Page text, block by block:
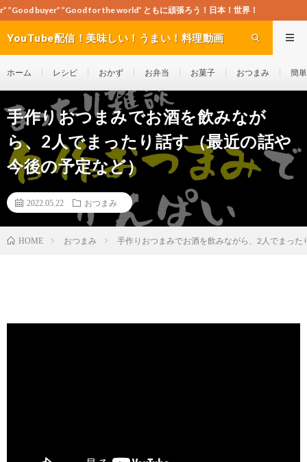
for the world” ともに頑張ろう！日本！世界！
YouTube配信！美味しい！うまい！料理動画
ホーム レシピ おかず お弁当 お菓子 おつまみ 簡
手作りおつまみでお酒を飲みなが
ら、2人でまったり話す（最近の話や
今後の予定など）
2022.05.22 おつまみ
HOME おつまみ 手作りおつまみでお酒を飲みながら、2人でまっ